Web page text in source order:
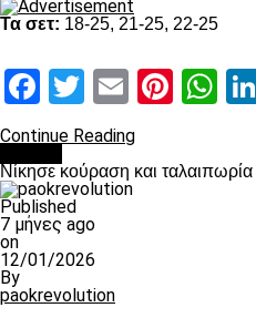
Τα σετ: 18-25, 21-25, 22-25
Facebook
Twitter
Email
Continue Reading
Νίκησε κούραση και
Published
7 μήνες ago
on
12/01/2026
By
paokrevolution